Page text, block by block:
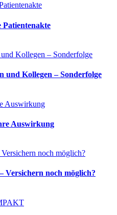
Patientenakte
Kollegen – Sonderfolge
und Kollegen – Sonderfolge
Auswirkung
Auswirkung
noch möglich?
Versichern noch möglich?